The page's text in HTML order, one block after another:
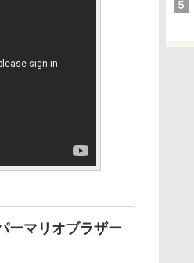
ーマリオブラザー